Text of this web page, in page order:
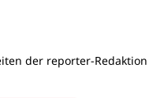
der reporter-